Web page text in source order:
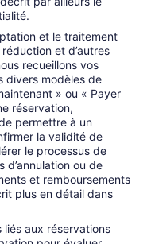
et le traitement
et d’autres
recueillons vos
divers modèles de
» ou « Payer
réservation,
permettre à un
la validité de
le processus de
ou de
et remboursements
plus en détail dans
liés aux réservations